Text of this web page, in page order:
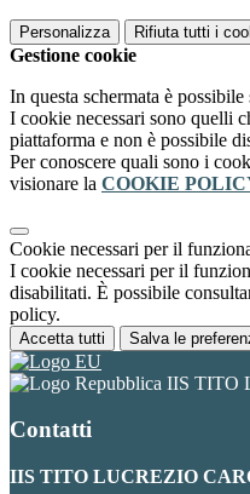
Personalizza Rifiuta tutti i
Gestione cookie
In questa schermata è
I cookie necessari sono quelli
piattaforma e non è possibile
Per conoscere quali sono i
visionare la COOKIE
Cookie necessari per il
I cookie necessari per il
disabilitati. È possibile
policy.
Accetta tutti Salva le
IIS TITO
Contatti
IIS TITO LUCREZIO